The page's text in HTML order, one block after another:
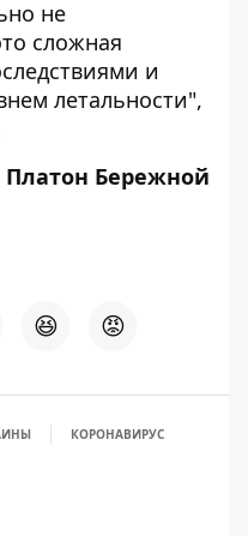
не
сложная
и
летальности",
Платон Бережной
😆 😡
КОРОНАВИРУС